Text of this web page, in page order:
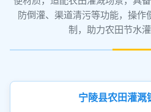
防倒灌、渠道清污等功能，操作
制，助力农田节水灌
宁陵县农田灌溉